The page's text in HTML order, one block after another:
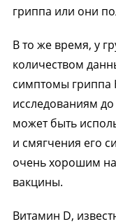
гриппа или они
В то же время, у
количеством
симптомы гриппа
исследованиям
может быть
и смягчения его
очень хорошим
вакцины.
Витамин D,